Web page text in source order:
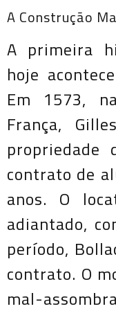
A Construção
A primeira
hoje
Em 1573,
França,
propriedade
contrato de
anos. O
adiantado,
período,
contrato. O
mal-